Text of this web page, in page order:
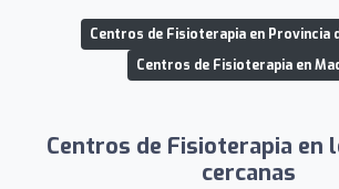
Centros de Fisioterapia en Provincia
Centros de Fisioterapia en
Centros de Fisioterapia en
cercanas